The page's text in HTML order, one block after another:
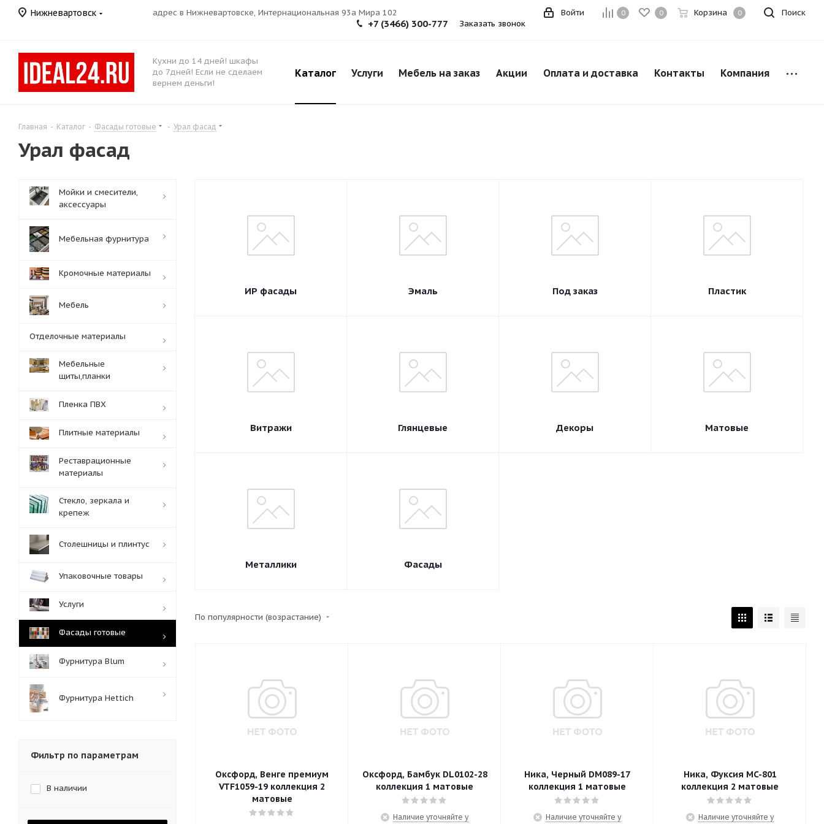
Нижневартовск адрес в Нижневартовске, Интернациональная 93а Мира 102 Поиск
0 0 Корзина 0
Войти
+7 (3466) 300-777 Заказать звонок
Кухни до 14 дней! шкафы
до 7дней! Если не сделаем
вернем деньги!
Каталог Услуги Мебель на заказ Акции Оплата и доставка Контакты Компания
Главная - Каталог - Фасады готовые - Урал фасад
Урал фасад
ИР фасады Эмаль Под заказ Пластик
Витражи Глянцевые Декоры Матовые
Металлики Фасады
По популярности (возрастание)
Оксфорд, Венге премиум
VTF1059-19 коллекция 2
матовые
Оксфорд, Бамбук DL0102-28
коллекция 1 матовые
Наличие уточняйте у
Ника, Черный DM089-17
коллекция 1 матовые
Наличие уточняйте у
Ника, Фуксия MC-801
коллекция 2 матовые
Наличие уточняйте у
Мойки и смесители,
аксессуары
Мебельная фурнитура
Кромочные материалы
Мебель
Отделочные материалы
Мебельные
щиты,планки
Пленка ПВХ
Плитные материалы
Реставрационные
материалы
Стекло, зеркала и
крепеж
Столешницы и плинтус
Упаковочные товары
Услуги
Фасады готовые
Фурнитура Blum
Фурнитура Hettich
Фильтр по параметрам
В наличии